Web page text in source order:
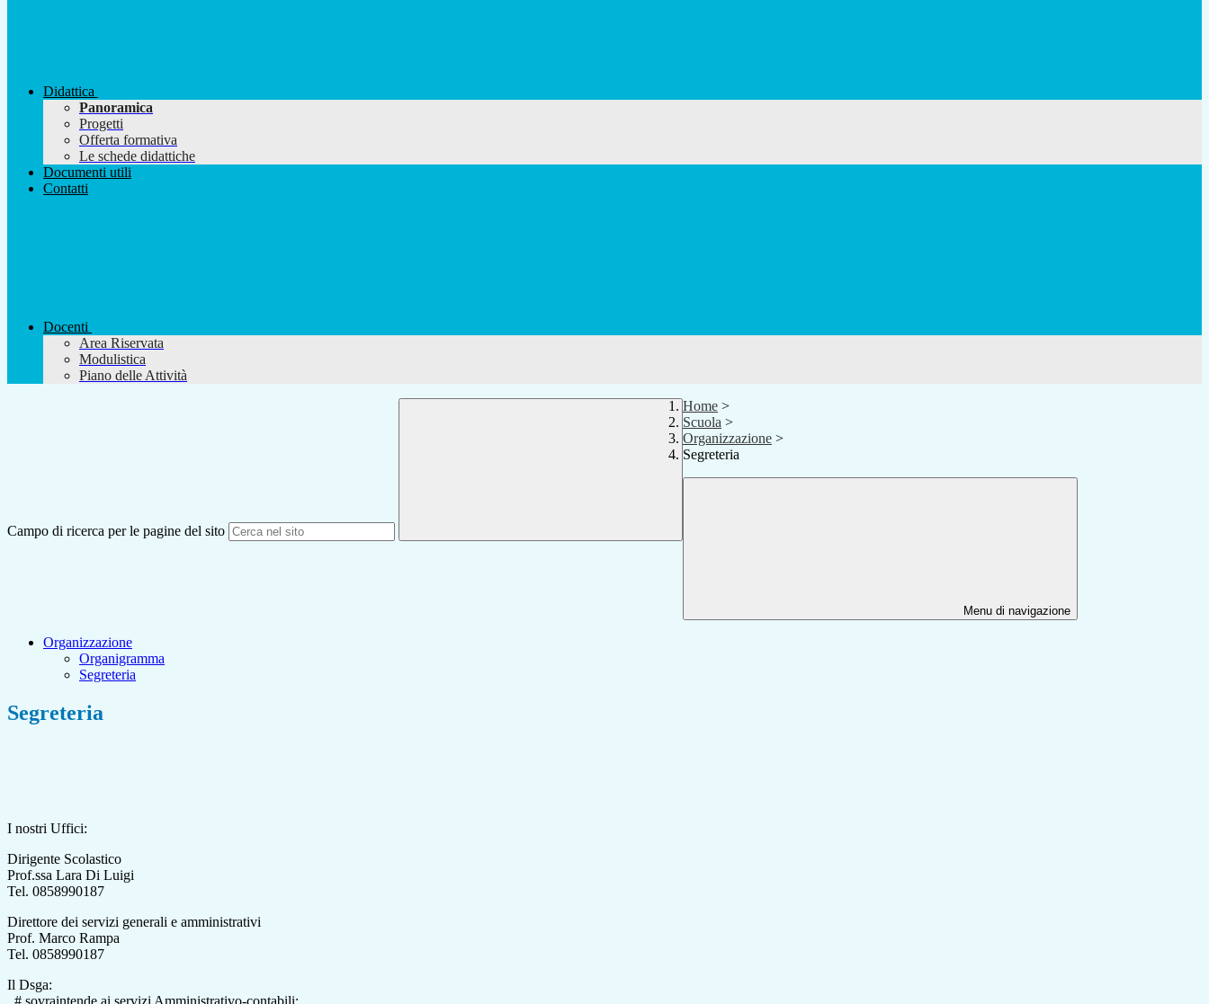
Didattica
Panoramica
Progetti
Offerta formativa
Le schede didattiche
Documenti utili
Contatti
Docenti
Area Riservata
Modulistica
Piano delle Attività
Campo di ricerca per le pagine del sito
Home >
Scuola >
Organizzazione >
Segreteria
Menu di navigazione
Organizzazione
Organigramma
Segreteria
Segreteria
I nostri Uffici:
Dirigente Scolastico
Prof.ssa Lara Di Luigi
Tel. 0858990187
Direttore dei servizi generali e amministrativi
Prof. Marco Rampa
Tel. 0858990187
Il Dsga: